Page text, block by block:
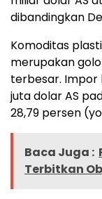
dibandingkan
Komoditas
merupakan
terbesar. Impor
juta dolar AS
28,79 persen
Baca Juga :
Terbitkan